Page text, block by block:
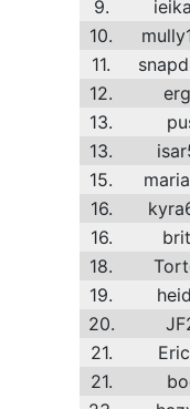
9.
10.
11.
12.
13.
13.
15.
16.
16.
18.
19.
20.
21.
21.